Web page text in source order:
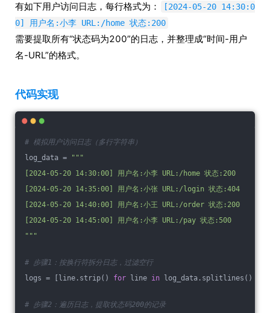
有如下用户访问日志，每行格式为：
[2024-05-20 14:30:0
0] 用户名:小李 URL:/home 状态:200
需要提取所有“状态码为200”的日志，并整理成“时间-用户
名-URL”的格式。
代码实现
# 模拟用户访问日志（多行字符串）
log_data =
"""
[2024-05-20 14:30:00] 用户名:小李 URL:/home 状态:200
[2024-05-20 14:35:00] 用户名:小张 URL:/login 状态:404
[2024-05-20 14:40:00] 用户名:小王 URL:/order 状态:200
[2024-05-20 14:45:00] 用户名:小李 URL:/pay 状态:500
"""
# 步骤1：按换行符拆分日志，过滤空行
logs = [line.strip() for line in log_data.splitlines()
# 步骤2：遍历日志，提取状态码200的记录